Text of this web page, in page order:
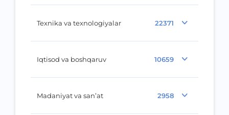
Texnika va texnologiyalar 22371
Iqtisod va boshqaruv 10659
Madaniyat va san’at 2958